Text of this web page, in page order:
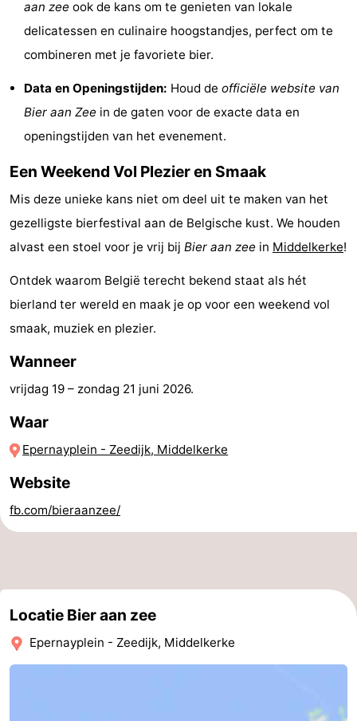
Zwembaden
Wandelen
Paardrijden
-
Golfbanen
-
Surfen
Eten
en
Evenementen
Forum
Route
-
Parkeren
-
Nieuws
West-
aan zee ook de kans om te genieten van lokale
delicatessen en culinaire hoogstandjes, perfect om te
combineren met je favoriete bier.
Data en Openingstijden: Houd de officiële website van
Bier aan Zee in de gaten voor de exacte data en
openingstijden van het evenement.
Een Weekend Vol Plezier en Smaak
Mis deze unieke kans niet om deel uit te maken van het
gezelligste bierfestival aan de Belgische kust. We houden
alvast een stoel voor je vrij bij Bier aan zee in Middelkerke!
Ontdek waarom België terecht bekend staat als hét
bierland ter wereld en maak je op voor een weekend vol
smaak, muziek en plezier.
Wanneer
vrijdag 19 – zondag 21 juni 2026.
Waar
Epernayplein - Zeedijk, Middelkerke
Website
fb.com/bieraanzee/
Locatie Bier aan zee
Epernayplein - Zeedijk, Middelkerke